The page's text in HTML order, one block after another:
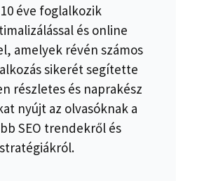
éve foglalkozik
és online
amelyek révén számos
sikerét segítette
részletes és naprakész
nyújt az olvasóknak a
SEO trendekről és
stratégiákról.